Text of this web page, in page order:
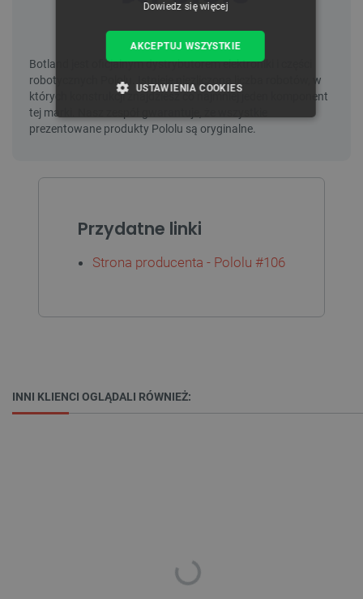
Przydatne linki
Strona producenta - Pololu #106
INNI KLIENCI OGLĄDALI RÓWNIEŻ:
Dowiedz się więcej
AKCEPTUJ WSZYSTKIE
USTAWIENIA COOKIES
NIEZBĘDNE WYDAJNOŚĆ
Nazwa